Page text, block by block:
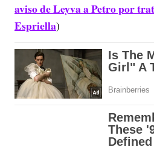
aviso de Leyva a Petro por
Espriella)